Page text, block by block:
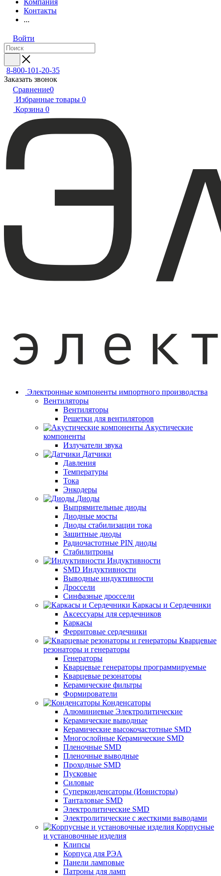
Компания
Контакты
...
Войти
8-800-101-20-35
Заказать звонок
Сравнение0
Избранные товары 0
Корзина 0
Электронные компоненты импортного производства
Вентиляторы
Вентиляторы
Решетки для вентиляторов
Акустические
компоненты
Излучатели звука
Датчики
Давления
Температуры
Тока
Энкодеры
Диоды
Выпрямительные диоды
Диодные мосты
Диоды стабилизации тока
Защитные диоды
Радиочастотные PIN диоды
Стабилитроны
Индуктивности
SMD Индуктивности
Выводные индуктивности
Дроссели
Синфазные дроссели
Каркасы и Сердечники
Аксессуары для сердечников
Каркасы
Ферритовые сердечники
Кварцевые
резонаторы и генераторы
Генераторы
Кварцевые генераторы программируемые
Кварцевые резонаторы
Керамические фильтры
Формирователи
Конденсаторы
Алюминиевые Электролитические
Керамические выводные
Керамические высокочастотные SMD
Многослойные Керамические SMD
Пленочные SMD
Пленочные выводные
Проходные SMD
Пусковые
Силовые
Суперконденсаторы (Ионисторы)
Танталовые SMD
Электролитические SMD
Электролитические с жесткими выводами
Корпусные
и установочные изделия
Клипсы
Корпуса для РЭА
Панели ламповые
Патроны для ламп